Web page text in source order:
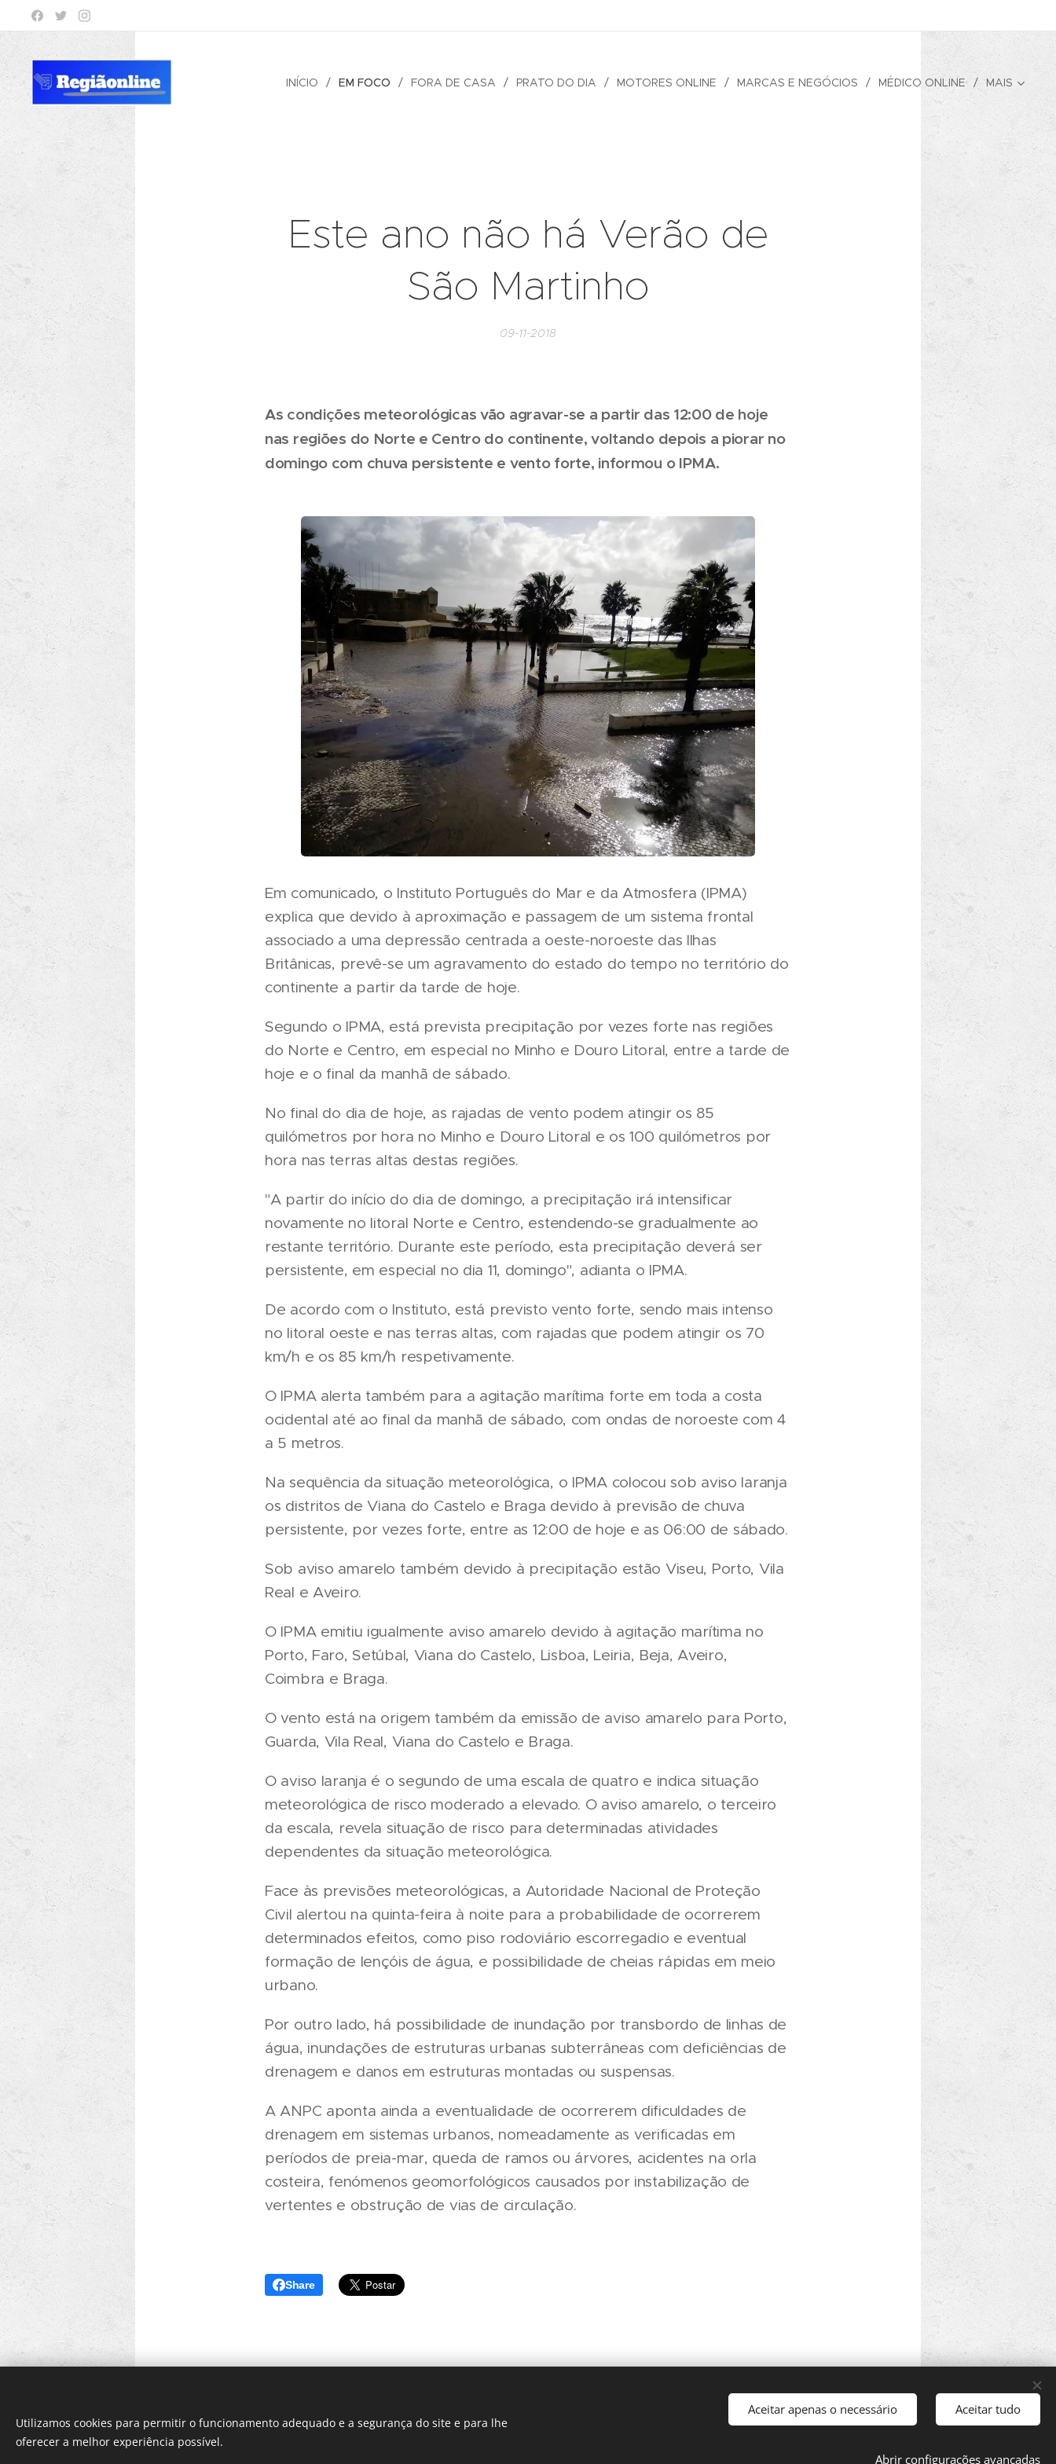
INÍCIO EM FOCO FORA DE CASA PRATO DO DIA MOTORES ONLINE MARCAS E NEGÓCIOS MÉDICO ONLINE MAIS
Este ano não há Verão de
São Martinho
09-11-2018
As condições meteorológicas vão agravar-se a partir das 12:00 de hoje
nas regiões do Norte e Centro do continente, voltando depois a piorar no
domingo com chuva persistente e vento forte, informou o IPMA.
Em comunicado, o Instituto Português do Mar e da Atmosfera (IPMA)
explica que devido à aproximação e passagem de um sistema frontal
associado a uma depressão centrada a oeste-noroeste das Ilhas
Britânicas, prevê-se um agravamento do estado do tempo no território do
continente a partir da tarde de hoje.
Segundo o IPMA, está prevista precipitação por vezes forte nas regiões
do Norte e Centro, em especial no Minho e Douro Litoral, entre a tarde de
hoje e o final da manhã de sábado.
No final do dia de hoje, as rajadas de vento podem atingir os 85
quilómetros por hora no Minho e Douro Litoral e os 100 quilómetros por
hora nas terras altas destas regiões.
"A partir do início do dia de domingo, a precipitação irá intensificar
novamente no litoral Norte e Centro, estendendo-se gradualmente ao
restante território. Durante este período, esta precipitação deverá ser
persistente, em especial no dia 11, domingo", adianta o IPMA.
De acordo com o Instituto, está previsto vento forte, sendo mais intenso
no litoral oeste e nas terras altas, com rajadas que podem atingir os 70
km/h e os 85 km/h respetivamente.
O IPMA alerta também para a agitação marítima forte em toda a costa
ocidental até ao final da manhã de sábado, com ondas de noroeste com 4
a 5 metros.
Na sequência da situação meteorológica, o IPMA colocou sob aviso laranja
os distritos de Viana do Castelo e Braga devido à previsão de chuva
persistente, por vezes forte, entre as 12:00 de hoje e as 06:00 de sábado.
Sob aviso amarelo também devido à precipitação estão Viseu, Porto, Vila
Real e Aveiro.
O IPMA emitiu igualmente aviso amarelo devido à agitação marítima no
Porto, Faro, Setúbal, Viana do Castelo, Lisboa, Leiria, Beja, Aveiro,
Coimbra e Braga.
O vento está na origem também da emissão de aviso amarelo para Porto,
Guarda, Vila Real, Viana do Castelo e Braga.
O aviso laranja é o segundo de uma escala de quatro e indica situação
meteorológica de risco moderado a elevado. O aviso amarelo, o terceiro
da escala, revela situação de risco para determinadas atividades
dependentes da situação meteorológica.
Face às previsões meteorológicas, a Autoridade Nacional de Proteção
Civil alertou na quinta-feira à noite para a probabilidade de ocorrerem
determinados efeitos, como piso rodoviário escorregadio e eventual
formação de lençóis de água, e possibilidade de cheias rápidas em meio
urbano.
Por outro lado, há possibilidade de inundação por transbordo de linhas de
água, inundações de estruturas urbanas subterrâneas com deficiências de
drenagem e danos em estruturas montadas ou suspensas.
A ANPC aponta ainda a eventualidade de ocorrerem dificuldades de
drenagem em sistemas urbanos, nomeadamente as verificadas em
períodos de preia-mar, queda de ramos ou árvores, acidentes na orla
costeira, fenómenos geomorfológicos causados por instabilização de
vertentes e obstrução de vias de circulação.
Share
Utilizamos cookies para permitir o funcionamento adequado e a segurança do site e para lhe
oferecer a melhor experiência possível.
Aceitar apenas o necessário Aceitar tudo
Abrir configurações avançadas